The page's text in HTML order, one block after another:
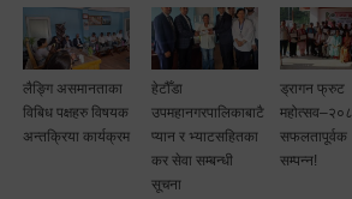
लैङ्गि असमानताका
विबिध पक्षहरु विषयक
अन्तक्रिया कार्यक्रम
हेटौँडा
उपमहानगरपालिकाबाटै
प्यान र भ्याटसहितका
कर सेवा सम्बन्धी
सूचना
ड्रागन फ्रुट
सफलतापूर्वक
सम्पन्न!